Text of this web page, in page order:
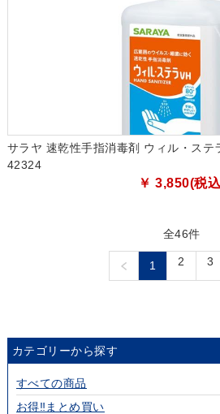
カテゴリーから探す
すべての商品
お得‼まとめ買い
サラヤ 速乾性手指消毒剤 ウィル・ステ
42324
￥ 3,850(税
全46件
1 2 3